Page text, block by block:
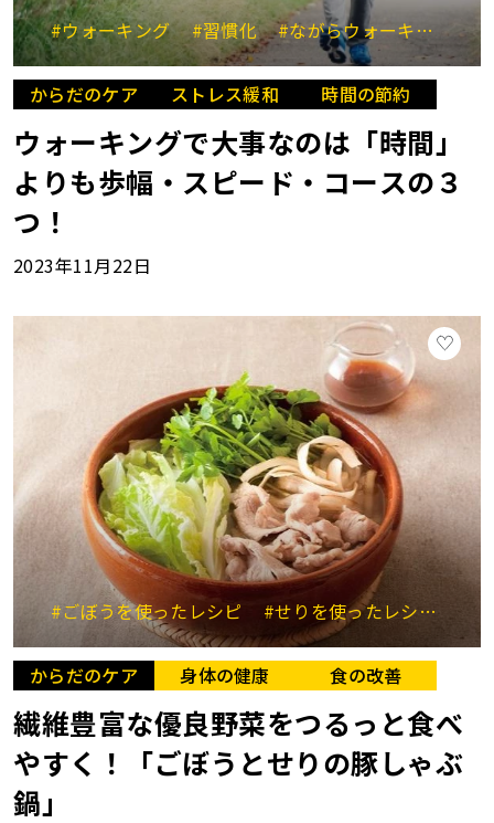
#ウォーキング #習慣化 #ながらウォーキング #
からだのケア ストレス緩和 時間の節約
ウォーキングで大事なのは「時間」
よりも歩幅・スピード・コースの３
つ！
2023年11月22日
#ごぼうを使ったレシピ #せりを使ったレシピ
からだのケア 身体の健康 食の改善
繊維豊富な優良野菜をつるっと食べ
やすく！「ごぼうとせりの豚しゃぶ
鍋」